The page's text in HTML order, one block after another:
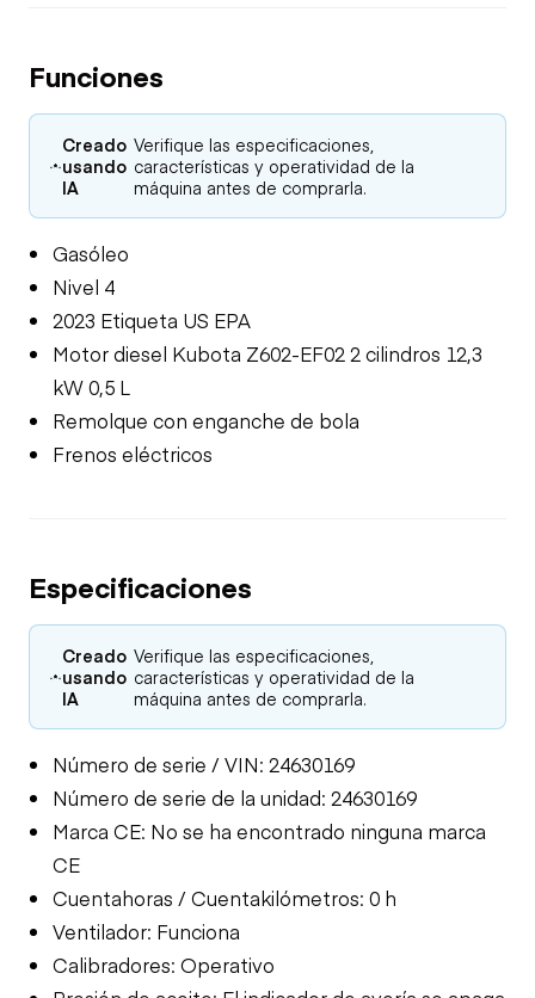
Funciones
Creado
usando
IA
Verifique las especificaciones,
características y operatividad de la
máquina antes de comprarla.
Gasóleo
Nivel 4
2023 Etiqueta US EPA
Motor diesel Kubota Z602-EF02 2 cilindros 12,3
kW 0,5 L
Remolque con enganche de bola
Frenos eléctricos
Especificaciones
Creado
usando
IA
Verifique las especificaciones,
características y operatividad de la
máquina antes de comprarla.
Número de serie / VIN: 24630169
Número de serie de la unidad: 24630169
Marca CE: No se ha encontrado ninguna marca
CE
Cuentahoras / Cuentakilómetros: 0 h
Ventilador: Funciona
Calibradores: Operativo